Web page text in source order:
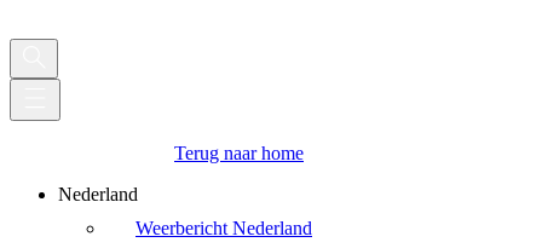
Terug naar home
Nederland
Weerbericht Nederland